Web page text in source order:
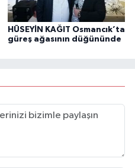
HÜSEYİN KAĞIT Osmancık’ta
güreş ağasının düğününde